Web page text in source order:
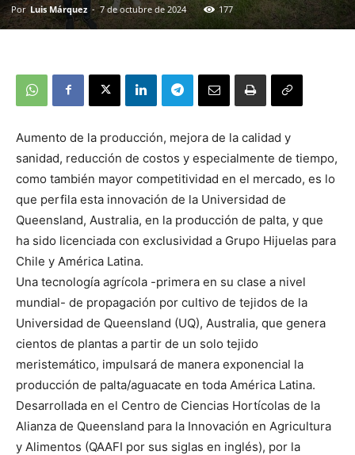
Por Luis Márquez - 7 de octubre de 2024 177
Aumento de la producción, mejora de la calidad y
sanidad, reducción de costos y especialmente de tiempo,
como también mayor competitividad en el mercado, es lo
que perfila esta innovación de la Universidad de
Queensland, Australia, en la producción de palta, y que
ha sido licenciada con exclusividad a Grupo Hijuelas para
Chile y América Latina.
Una tecnología agrícola -primera en su clase a nivel
mundial- de propagación por cultivo de tejidos de la
Universidad de Queensland (UQ), Australia, que genera
cientos de plantas a partir de un solo tejido
meristemático, impulsará de manera exponencial la
producción de palta/aguacate en toda América Latina.
Desarrollada en el Centro de Ciencias Hortícolas de la
Alianza de Queensland para la Innovación en Agricultura
y Alimentos (QAAFI por sus siglas en inglés), por la